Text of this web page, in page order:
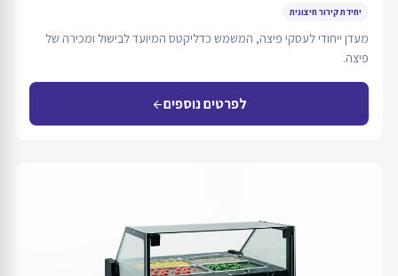
יחידת קירור חיצונית
מעדן ייחודי לעסקי פיצה, המשמש כדליקטס המיועד לבישול ומכירה של
פיצה.
לפרטים נוספיםarrow_back